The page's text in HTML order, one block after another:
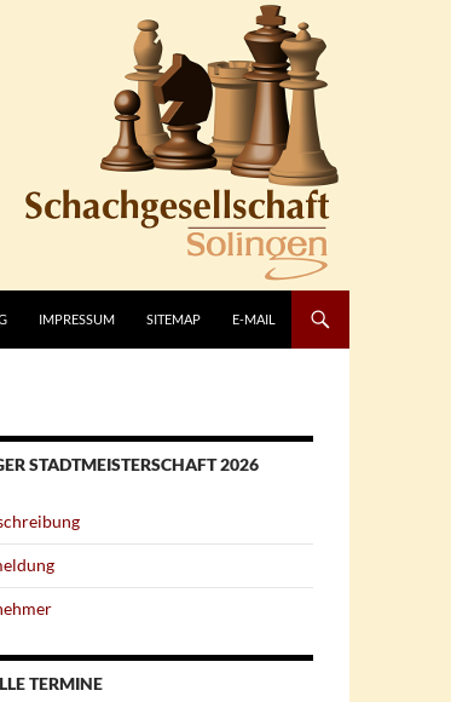
IMPRESSUM SITEMAP E-MAIL
STADTMEISTERSCHAFT 2026
TERMINE